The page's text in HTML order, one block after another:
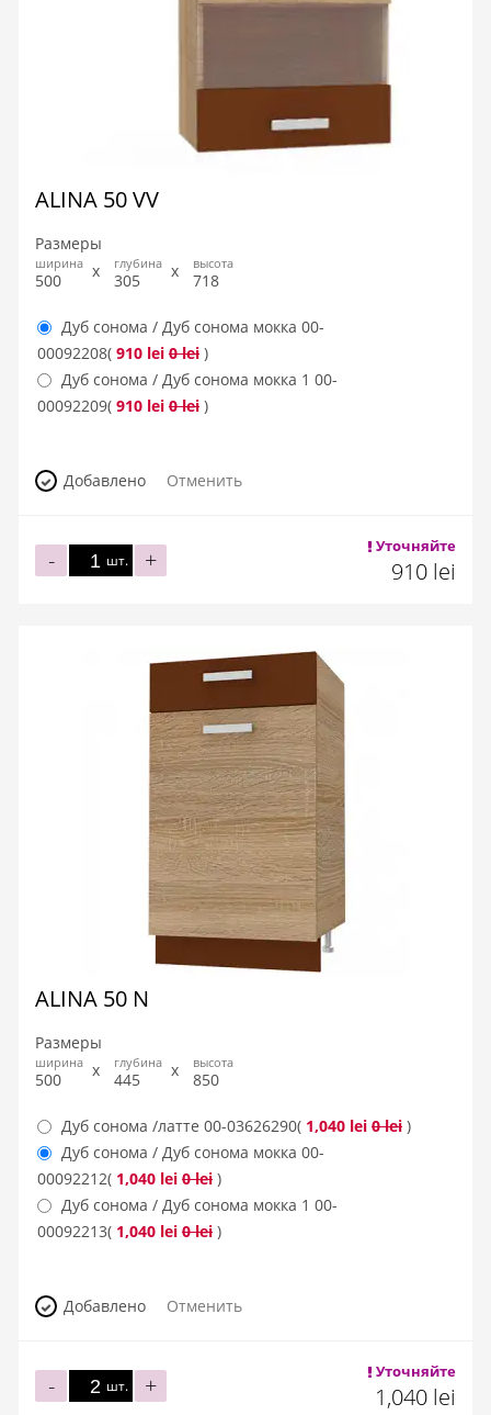
ALINA 50 VV
Размеры
ширина
500
глубина
305
высота
718
Дуб сонома / Дуб сонома мокка 00-
00092208( 910 lei 0 lei )
Дуб сонома / Дуб сонома мокка 1 00-
00092209( 910 lei 0 lei )
Добавлено Отменить
шт. +
- Уточняйте
910 lei
ALINA 50 N
Размеры
ширина
500
глубина
445
высота
850
Дуб сонома /латте 00-03626290( 1,040 lei 0 lei )
Дуб сонома / Дуб сонома мокка 00-
00092212( 1,040 lei 0 lei )
Дуб сонома / Дуб сонома мокка 1 00-
00092213( 1,040 lei 0 lei )
Добавлено Отменить
шт. +
- Уточняйте
1,040 lei